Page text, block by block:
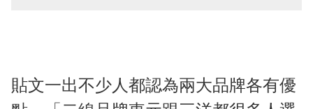
貼文一出不少人都認為兩大品牌各有優